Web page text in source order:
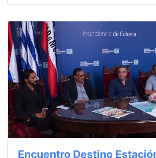
Encuentro Destino